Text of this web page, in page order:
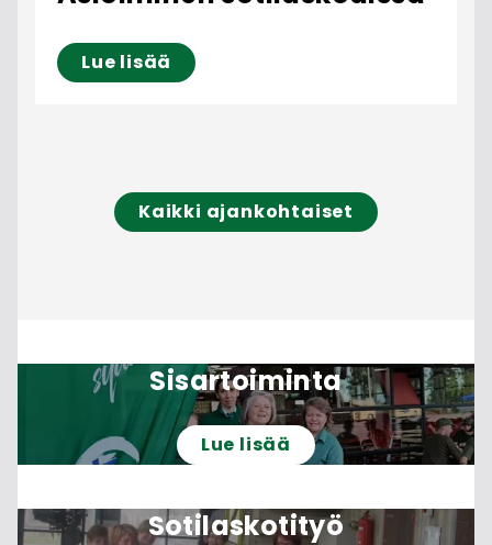
Lue lisää
Kaikki ajankohtaiset
Sisartoiminta
Lue lisää
Sotilaskotityö